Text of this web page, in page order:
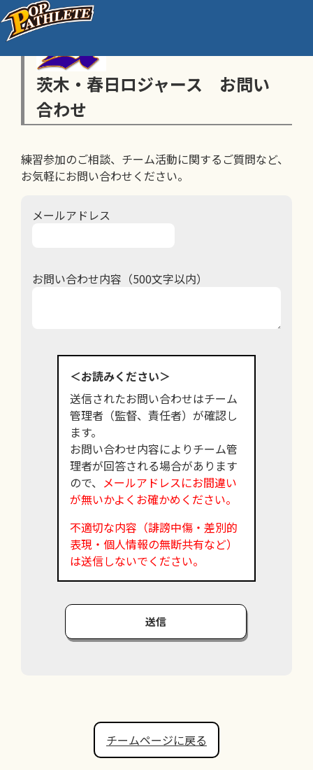
茨木・春日ロジャース お問い
合わせ
練習参加のご相談、チーム活動に関するご質問など、
お気軽にお問い合わせください。
メールアドレス
お問い合わせ内容（500文字以内）
＜お読みください＞
送信されたお問い合わせはチーム
管理者（監督、責任者）が確認し
ます。
お問い合わせ内容によりチーム管
理者が回答される場合があります
ので、 メールアドレスにお間違い
が無いかよくお確かめください。
不適切な内容（誹謗中傷・差別的
表現・個人情報の無断共有など）
は送信しないでください。
送信
チームページに戻る